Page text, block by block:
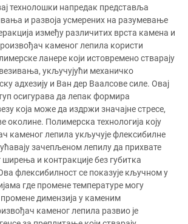
технолошки напредак представља
и развоја усмерених на разумевање
између различитих врста камена и
каменог лепила користи
ланере који истовремено стварају
укључујући механичко
адхезију и Ван дер Ваалсове силе. Овај
осигурава да лепак формира
која може да издржи значајне стресе,
околине. Полимерска технологија коју
каменог лепила укључује флексибилне
зачепљеном лепилу да прихвате
ширења и контракције без губитка
флексибилност се показује кључном у
где промене температуре могу
промене димензија у каменим
каменог лепила развио је